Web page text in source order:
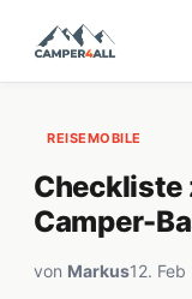
REISEMOBILE
Checkliste
Camper-
von Markus12.